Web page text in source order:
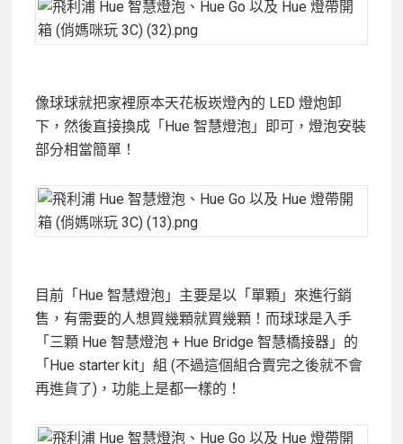
像球球就把家裡原本天花板崁燈內的 LED 燈炮卸
下，然後直接換成「Hue 智慧燈泡」即可，燈泡安裝
部分相當簡單！
目前「Hue 智慧燈泡」主要是以「單顆」來進行銷
售，有需要的人想買幾顆就買幾顆！而球球是入手
「三顆 Hue 智慧燈泡 + Hue Bridge 智慧橋接器」的
「Hue starter kit」組 (不過這個組合賣完之後就不會
再進貨了)，功能上是都一樣的！